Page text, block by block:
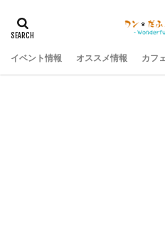
イベント情報 オススメ情報 カフ